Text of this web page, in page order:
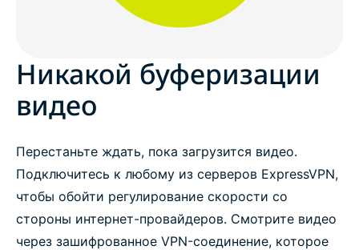
Никакой буферизации
видео
Перестаньте ждать, пока загрузится видео.
Подключитесь к любому из серверов ExpressVPN,
чтобы обойти регулирование скорости со
стороны интернет-провайдеров. Смотрите видео
через зашифрованное VPN-соединение, которое